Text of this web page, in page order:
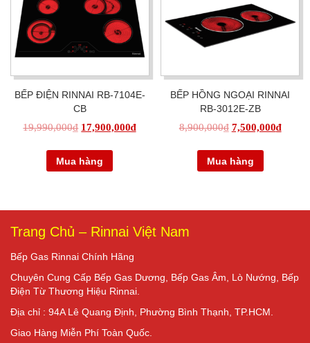
BẾP ĐIỆN RINNAI RB-7104E-
CB
19,990,000₫ 17,900,000₫
Mua hàng
BẾP HỒNG NGOẠI RINNAI
RB-3012E-ZB
8,900,000₫ 7,500,000₫
Mua hàng
Trang Chủ – Rinnai Việt Nam
Bếp Gas Rinnai Chính Hãng
Chuyên Cung Cấp Bếp Gas Dương, Bếp Gas Âm, Lò Nướng, Bếp
Điện Từ Thương Hiệu Rinnai.
Địa chỉ : 94A Lê Quang Định, Phường Bình Thạnh, TP.HCM.
Giao Hàng Miễn Phí Toàn Quốc.